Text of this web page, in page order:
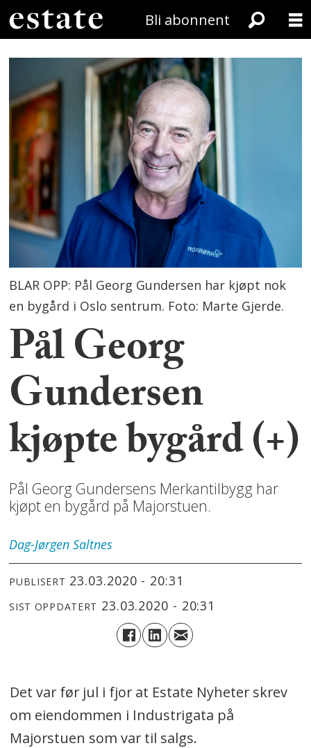
Bli abonnent
BLAR OPP: Pål Georg Gundersen har kjøpt nok
en bygård i Oslo sentrum. Foto: Marte Gjerde.
Pål Georg
Gundersen
kjøpte bygård (+)
Pål Georg Gundersens Merkantilbygg har
kjøpt en bygård på Majorstuen.
Dag-Jørgen Saltnes
PUBLISERT 23.03.2020 - 20:31
SIST OPPDATERT 23.03.2020 - 20:31
Det var før jul i fjor at Estate Nyheter skrev
om eiendommen i Industrigata på
Majorstuen som var til salgs.